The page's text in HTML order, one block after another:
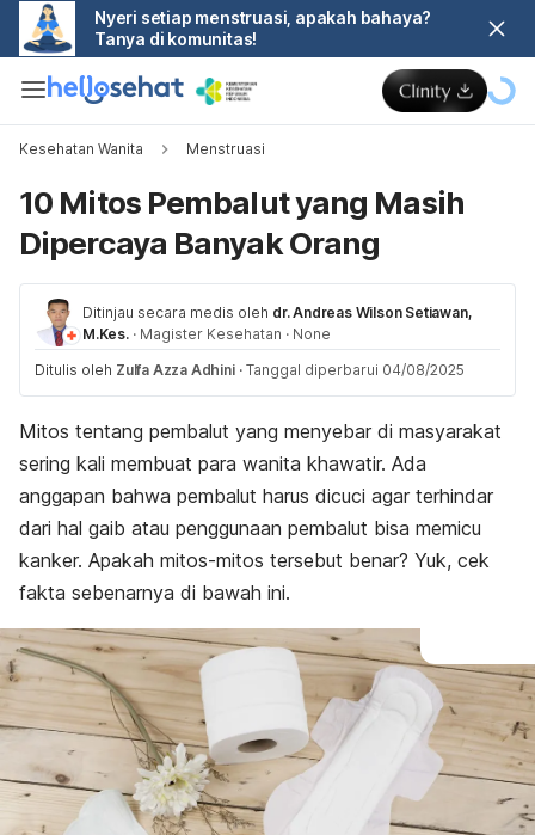
Nyeri setiap menstruasi, apakah bahaya?
Tanya di komunitas!
Kesehatan Wanita Menstruasi
10 Mitos Pembalut yang Masih
Dipercaya Banyak Orang
Ditinjau secara medis oleh dr. Andreas Wilson Setiawan,
M.Kes. · Magister Kesehatan · None
Ditulis oleh Zulfa Azza Adhini · Tanggal diperbarui 04/08/2025
Mitos tentang pembalut yang menyebar di masyarakat
sering kali membuat para wanita khawatir. Ada
anggapan bahwa pembalut harus dicuci agar terhindar
dari hal gaib atau penggunaan pembalut bisa memicu
kanker. Apakah mitos-mitos tersebut benar? Yuk, cek
fakta sebenarnya di bawah ini.